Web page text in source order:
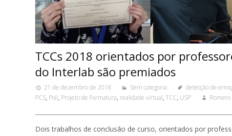
TCCs 2018 orientados por
do Interlab são premiados
21 de dezembro de 2018 Sem categoria detecção de
PCS, Poli, Projeto de Formatura, realidade virtual, TCC, USP Romero
Dois trabalhos de conclusão de curso, orientados por